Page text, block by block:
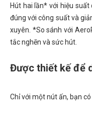
Hút hai lần* với hiệu
đúng với công suất và
xuyên. *So sánh với
tắc nghẽn và sức hút.
Được thiết kế để
Chỉ với một nút ấn, bạn